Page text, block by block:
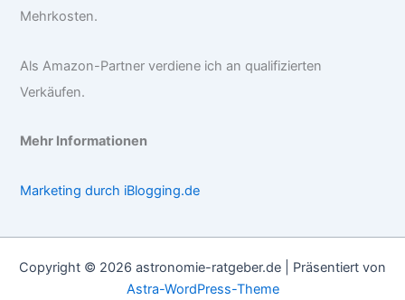
Mehrkosten.
Als Amazon-Partner verdiene ich an qualifizierten
Verkäufen.
Mehr Informationen
Marketing durch iBlogging.de
Copyright © 2026 astronomie-ratgeber.de | Präsentiert von
Astra-WordPress-Theme